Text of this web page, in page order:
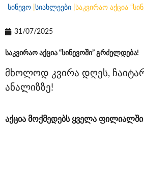
სინევო სიახლეები საკვირაო აქცია
31/07/2025
საკვირაო აქცია “სინევოში” გრძელდება!
მხოლოდ კვირა დღეს,
ანალიზზე!
აქცია მოქმედებს ყველა ფილიალში